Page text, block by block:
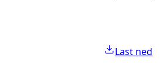
Last ned